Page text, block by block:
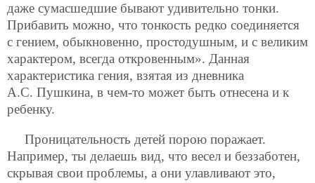
даже сумасшедшие бывают удивительно тонки.
Прибавить можно, что тонкость редко соединяется
с гением, обыкновенно, простодушным, и с великим
характером, всегда откровенным». Данная
характеристика гения, взятая из дневника
А.С. Пушкина, в чем-то может быть отнесена и к
ребенку.
Проницательность детей порою поражает.
Например, ты делаешь вид, что весел и беззаботен,
скрывая свои проблемы, а они улавливают это,